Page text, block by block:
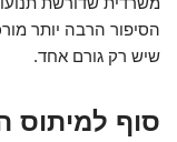
הסיפור הרבה יותר
שיש רק גורם אחד.
סוף